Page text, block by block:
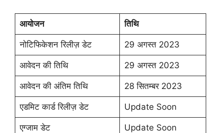
आयोजन तिथि
नोटिफिकेशन रिलीज़ डेट 29 अगस्त 2023
आवेदन की तिथि 29 अगस्त 2023
आवेदन की अंतिम तिथि 28 सितम्बर 2023
एडमिट कार्ड रिलीज़ डेट Update Soon
एग्जाम डेट Update Soon